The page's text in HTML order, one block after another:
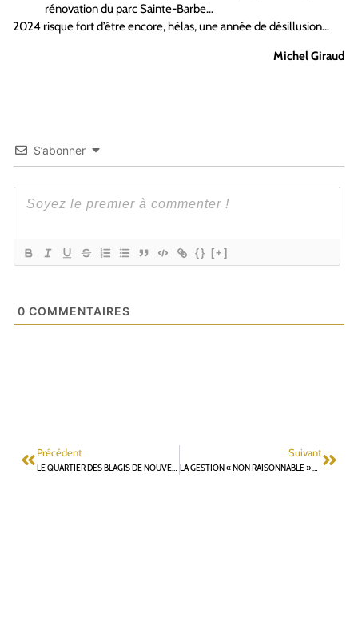
rénovation du parc Sainte-Barbe…
2024 risque fort d’être encore, hélas, une année de désillusion…
Michel Giraud
S’abonner
{} [+]
0 COMMENTAIRES
Précédent
LE QUARTIER DES BLAGIS DE NOUVEAU DANS LES QUARTIERS PRIORITAIRES DE LA POLITIQUE DE LA VILLE
Suivant
LA GESTION « NON RAISONNABLE » DES ÉQUIPEMENTS PUBLICS PAR LA MAJORITÉ MUNICIPALE